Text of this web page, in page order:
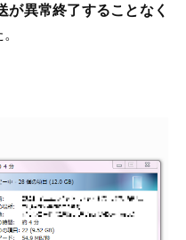
異常終了することなく